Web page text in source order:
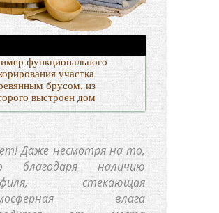
функционального
участка
брусом, из
выстроен дом
Даже несмотря на то,
благодаря наличию
стекающая
влага